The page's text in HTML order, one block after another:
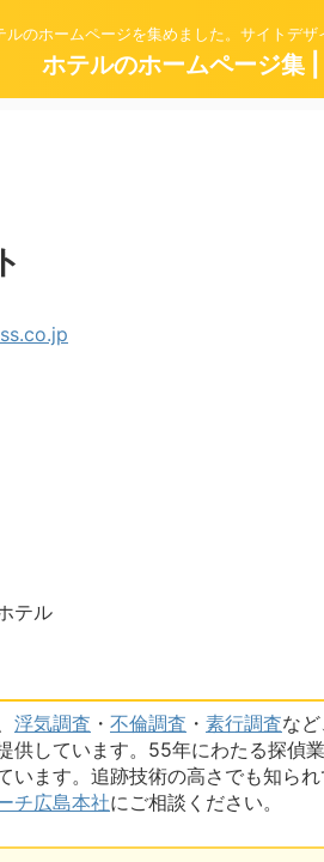
ルのホームページを集めました。サイトデザ
ホテルのホームページ集
テル
浮気調査 ・ 不倫調査 ・ 素行調査な
供しています。55年にわたる探偵
います。追跡技術の高さでも知ら
チ広島本社にご相談ください。